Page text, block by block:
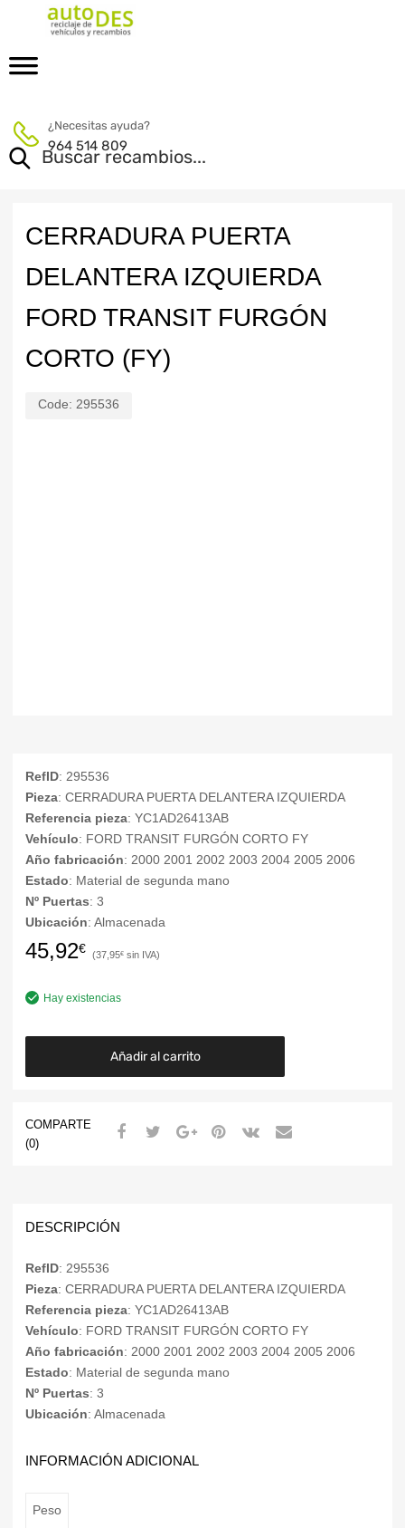
¿Necesitas ayuda?
964 514 809
CERRADURA PUERTA
DELANTERA IZQUIERDA
FORD TRANSIT FURGÓN
CORTO (FY)
Code: 295536
RefID: 295536
Pieza: CERRADURA PUERTA DELANTERA IZQUIERDA
Referencia pieza: YC1AD26413AB
Vehículo: FORD TRANSIT FURGÓN CORTO FY
Año fabricación: 2000 2001 2002 2003 2004 2005 2006
Estado: Material de segunda mano
Nº Puertas: 3
Ubicación: Almacenada
45,92€ 37,95€
Hay existencias
Añadir al carrito
COMPARTE
(0)
DESCRIPCIÓN
RefID: 295536
Pieza: CERRADURA PUERTA DELANTERA IZQUIERDA
Referencia pieza: YC1AD26413AB
Vehículo: FORD TRANSIT FURGÓN CORTO FY
Año fabricación: 2000 2001 2002 2003 2004 2005 2006
Estado: Material de segunda mano
Nº Puertas: 3
Ubicación: Almacenada
INFORMACIÓN ADICIONAL
Peso